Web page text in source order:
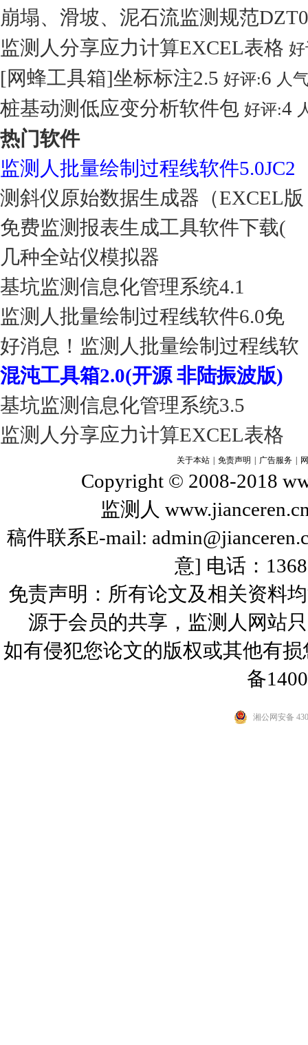
崩塌、滑坡、泥石流监测规范
监测人分享应力计算EXCEL表格
[网蜂工具箱]坐标标注2.5 好评:6 人
桩基动测低应变分析软件包 好评:4
热门软件
监测人批量绘制过程线软件5.0JC2
测斜仪原始数据生成器（EXCEL版
免费监测报表生成工具软件下载(
几种全站仪模拟器
基坑监测信息化管理系统4.1
监测人批量绘制过程线软件6.0免
好消息！监测人批量绘制过程线软
混沌工具箱2.0(开源 非陆振波版)
基坑监测信息化管理系统3.5
监测人分享应力计算EXCEL表格
关于本站 免责声明 广告服务
Copyright © 2008-2018
监测人
稿件联系E-mail:
意] 电话：
免责声明：所有论文及相关资料
源于会员的共享，监测人网站
如有侵犯您论文的版权或其他有
备
湘公网安备